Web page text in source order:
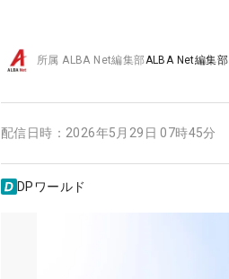
所属ALBA Net編集部ALBA Net編集部
配信日時： 2026年5月29日 07時45分
DPワールド